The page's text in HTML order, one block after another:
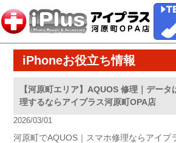
iPhoneお役立ち情報
【河原町エリア】AQUOS 修理｜デー
理するならアイプラス河原町OPA店
2026/03/01
河原町でAQUOS｜スマホ修理ならアイプ